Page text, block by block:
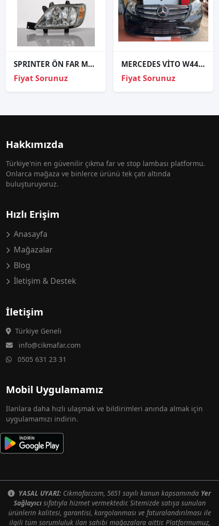
SPRINTER ÖN FAR MOT SİS LAMBALI SAĞ SOL 2003 2004 2005 2006TAİWAN
Fiyat Sorunuz
MERCEDES VİTO W447 ÖN TAMPON FAR SETİ ORJİNAL DOLU
Fiyat Sorunuz
Hakkımızda
Türkiye'nin en güvenilir çıkma far ve stop lambası platformu.
Onlarca mağaza ve binlerce ürünü tek çatı altında
buluşturuyoruz.
Hızlı Erişim
Anasayfa
Mağazalar
Blog
İletişim & Destek
İletişim
Türkiye Geneli
info@cikmafar.com
0505 631 23 31
Mobil Uygulamamız
İlanlara daha hızlı ulaşmak ve bildirimleri anında almak için
uygulamamızı indirin.
YASAL UYARI: Cikmafar.com, 5651 sayılı kanun kapsamında Yer
Sağlayıcısıfatıyla hizmet vermektedir. Sitemizde satışa sunulan
ürünlerin kalitesi, garantisi, kargolanması ve faturalandırılması ile
ilgili tüm sorumluluk ilan sahibi mağazalara aittir. Platformumuz,